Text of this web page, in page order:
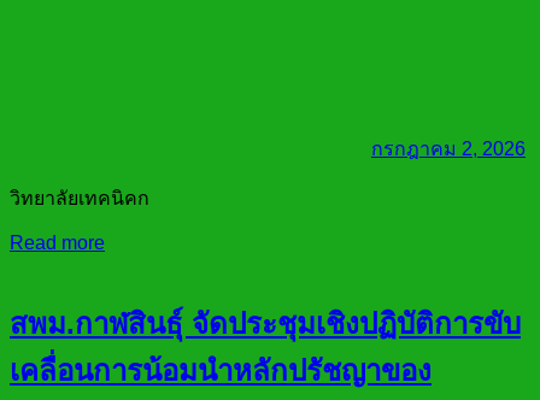
กรกฎาคม 2, 2026
วิทยาลัยเทคนิคก
Read more
สพม.กาฬสินธุ์ จัดประชุมเชิงปฏิบัติการขับ
เคลื่อนการน้อมนำหลักปรัชญาของ